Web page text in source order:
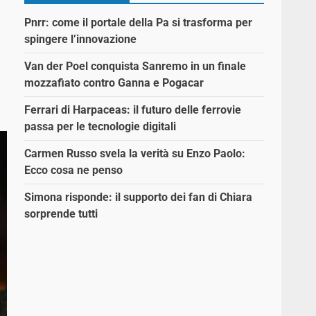
Pnrr: come il portale della Pa si trasforma per
spingere l’innovazione
Van der Poel conquista Sanremo in un finale
mozzafiato contro Ganna e Pogacar
Ferrari di Harpaceas: il futuro delle ferrovie
passa per le tecnologie digitali
Carmen Russo svela la verità su Enzo Paolo:
Ecco cosa ne penso
Simona risponde: il supporto dei fan di Chiara
sorprende tutti